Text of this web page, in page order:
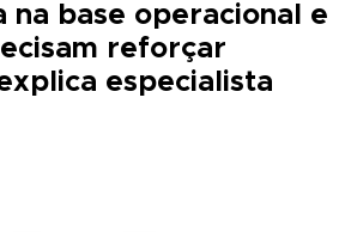
na base operacional e
reforçar
especialista